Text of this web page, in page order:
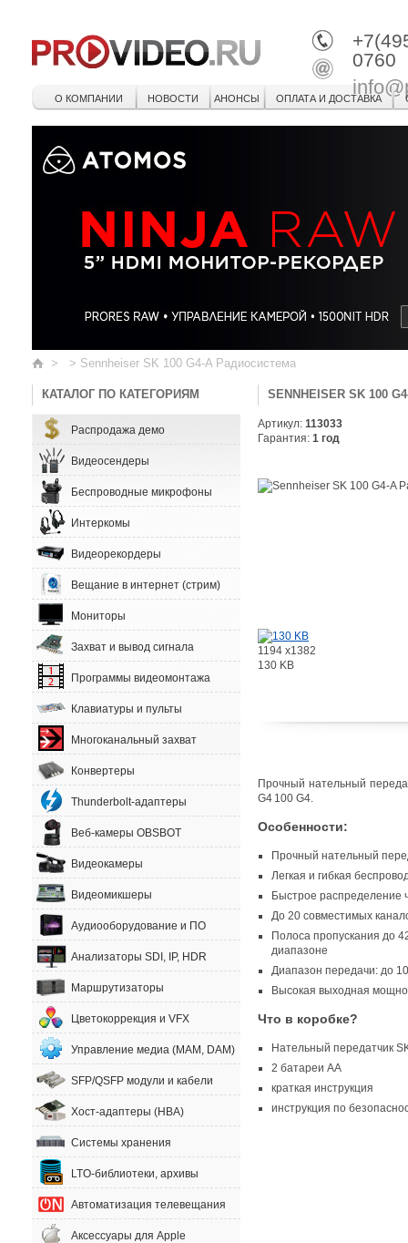
0760
О КОМПАНИИ НОВОСТИ АНОНСЫ ОПЛАТА И ДОСТАВКА
> > Sennheiser SK 100 G4-A Радиосистема
КАТАЛОГ ПО КАТЕГОРИЯМ
Распродажа демо
Видеосендеры
Беспроводные микрофоны
Интеркомы
Видеорекордеры
Вещание в интернет (стрим)
Мониторы
Захват и вывод сигнала
Программы видеомонтажа
Клавиатуры и пульты
Многоканальный захват
Конвертеры
Thunderbolt-адаптеры
Веб-камеры OBSBOT
Видеокамеры
Видеомикшеры
Аудиооборудование и ПО
Анализаторы SDI, IP, HDR
Маршрутизаторы
Цветокоррекция и VFX
Управление медиа (MAM, DAM)
SFP/QSFP модули и кабели
Хост-адаптеры (HBA)
Системы хранения
LTO-библиотеки, архивы
Автоматизация телевещания
Аксессуары для Apple
SENNHEISER SK 100
Артикул: 113033
Гарантия: 1 год
1194 x1382
130 KB
Прочный нательный
G4 100 G4.
Особенности:
Прочный нательный
Легкая и гибкая
Быстрое распределение
До 20 совместимых
Полоса пропускания до
диапазоне
Диапазон передачи: до
Высокая выходная
Что в коробке?
Нательный передатчик
2 батареи АА
краткая инструкция
инструкция по